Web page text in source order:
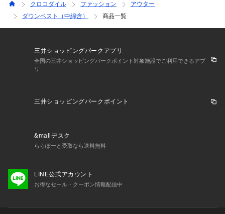
クロコダイル ファッション
アウター
ダウンベスト（中綿含）
商品一覧
三井ショッピングパークアプリ
全国の三井ショッピングパークポイント対象施設でご利用できるアプ
リ
三井ショッピングパークポイント
&mallデスク
ららぽーと受取なら送料無料
LINE公式アカウント
お得なセール・クーポン情報配信中